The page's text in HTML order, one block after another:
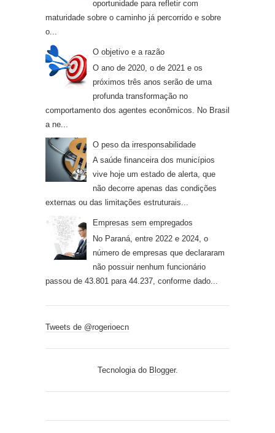
oportunidade para refletir com
maturidade sobre o caminho já percorrido e sobre
o...
O objetivo e a razão
O ano de 2020, o de 2021 e os
próximos três anos serão de uma
profunda transformação no
comportamento dos agentes econômicos. No Brasil
a ne...
O peso da irresponsabilidade
A saúde financeira dos municípios
vive hoje um estado de alerta, que
não decorre apenas das condições
externas ou das limitações estruturais...
Empresas sem empregados
No Paraná, entre 2022 e 2024, o
número de empresas que declararam
não possuir nenhum funcionário
passou de 43.801 para 44.237, conforme dado...
Tweets de @rogerioecn
Tecnologia do Blogger.